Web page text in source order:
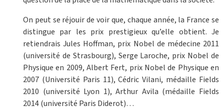
On peut se réjouir de voir que, chaque année, la France se
distingue par les prix prestigieux qu’elle obtient. Je
retiendrais Jules Hoffman, prix Nobel de médecine 2011
(université de Strasbourg), Serge Laroche, prix Nobel de
Physique en 2009, Albert Fert, prix Nobel de Physique en
2007 (Université Paris 11), Cédric Vilani, médaille Fields
2010 (université Lyon 1), Arthur Avila (médaille Fields
2014 (université Paris Diderot)…